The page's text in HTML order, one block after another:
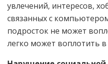
увлечений, интересов,
связанных с
подросток не может
легко может воплотить